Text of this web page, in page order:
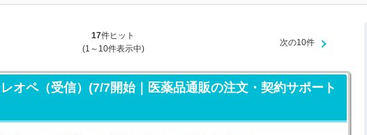
17件ヒット
(1～10件表示中)
次の10件
オペ（受信）(7/7開始｜医薬品通販の注文・契約サポート